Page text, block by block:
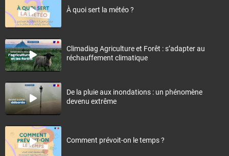
À quoi sert la météo ?
Climadiag Agriculture et Forêt : s’adapter au
réchauffement climatique
De la pluie aux inondations : un phénomène
devenu extrême
Comment prévoit-on le temps ?